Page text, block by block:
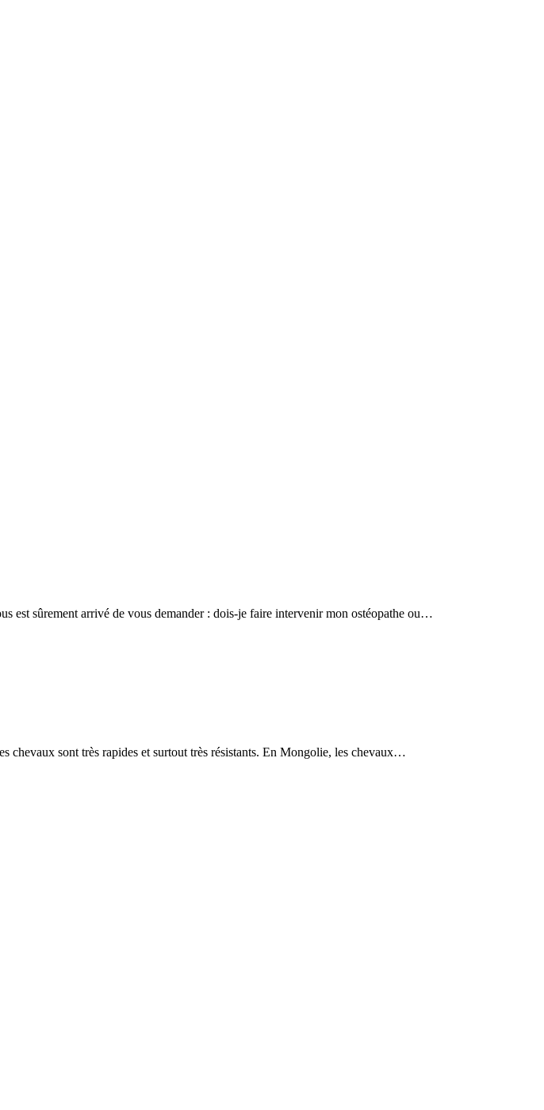
est sûrement arrivé de vous demander : dois-je faire intervenir mon ostéopathe ou…
chevaux sont très rapides et surtout très résistants. En Mongolie, les chevaux…